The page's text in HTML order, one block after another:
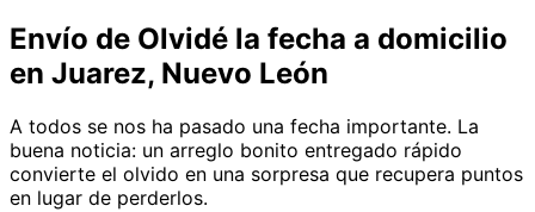
Envío de Olvidé la fecha a domicilio
en Juarez, Nuevo León
A todos se nos ha pasado una fecha importante. La
buena noticia: un arreglo bonito entregado rápido
convierte el olvido en una sorpresa que recupera puntos
en lugar de perderlos.